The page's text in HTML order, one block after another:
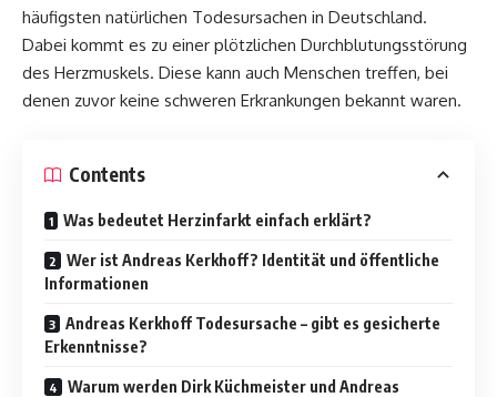
häufigsten natürlichen Todesursachen in Deutschland.
Dabei kommt es zu einer plötzlichen Durchblutungsstörung
des Herzmuskels. Diese kann auch Menschen treffen, bei
denen zuvor keine schweren Erkrankungen bekannt waren.
Contents
Was bedeutet Herzinfarkt einfach erklärt?
Wer ist Andreas Kerkhoff? Identität und öffentliche
Informationen
Andreas Kerkhoff Todesursache – gibt es gesicherte
Erkenntnisse?
Warum werden Dirk Küchmeister und Andreas